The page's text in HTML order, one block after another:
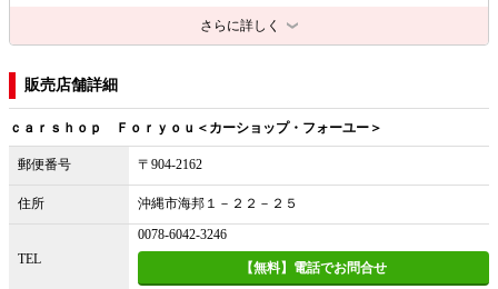
さらに詳しく
販売店舗詳細
ｃａｒｓｈｏｐ Ｆｏｒｙｏｕ＜カーショップ・フォーユー＞
郵便番号 〒904-2162
住所 沖縄市海邦１－２２－２５
TEL
0078-6042-3246
【無料】電話でお問合せ